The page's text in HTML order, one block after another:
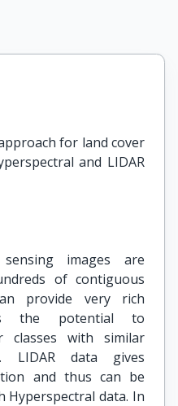
for land cover
and LIDAR
images are
of contiguous
provide very rich
the potential to
classes with similar
LIDAR data gives
and thus can be
Hyperspectral data. In